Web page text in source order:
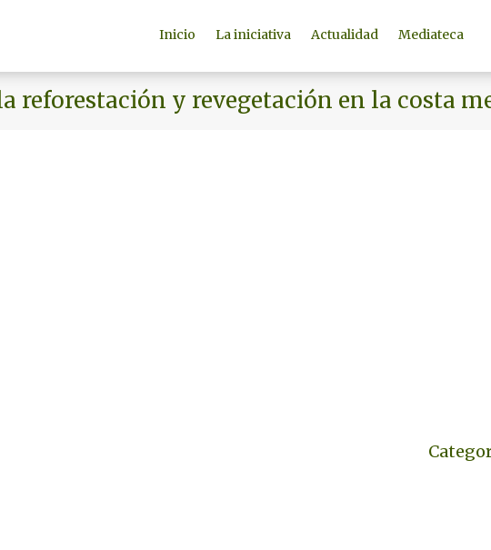
Inicio La iniciativa Actualidad Mediateca
reforestación y revegetación en la costa